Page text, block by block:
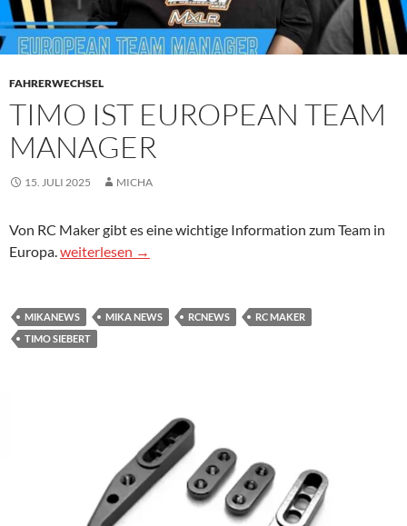
FAHRERWECHSEL
TIMO IST EUROPEAN TEAM
MANAGER
15. JULI 2025 MICHA
Von RC Maker gibt es eine wichtige Information zum Team in
Europa.Timo ist EUROPEAN TEAM MANAGER
weiterlesen →
MIKANEWS MIKA NEWS RCNEWS
RC MAKER
TIMO SIEBERT